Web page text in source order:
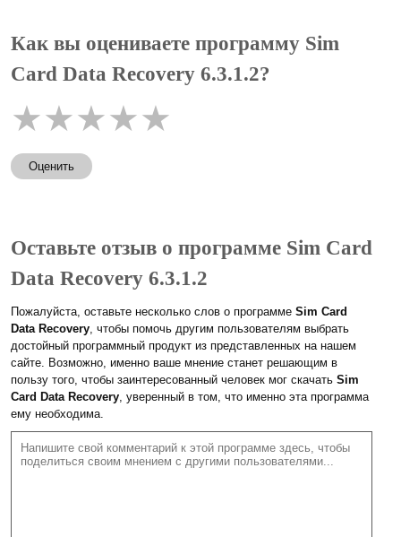
Как вы оцениваете программу Sim
Card Data Recovery 6.3.1.2?
★★★★★
Оценить
Оставьте отзыв о программе Sim Card
Data Recovery 6.3.1.2
Пожалуйста, оставьте несколько слов о программе Sim Card
Data Recovery, чтобы помочь другим пользователям выбрать
достойный программный продукт из представленных на нашем
сайте. Возможно, именно ваше мнение станет решающим в
пользу того, чтобы заинтересованный человек мог скачать Sim
Card Data Recovery, уверенный в том, что именно эта программа
ему необходима.